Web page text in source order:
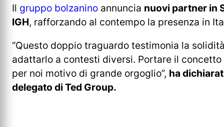
Il gruppo bolzanino annuncia nuovi partner in
IGH, rafforzando al contempo la presenza in
“Questo doppio traguardo testimonia la
adattarlo a contesti diversi. Portare il
per noi motivo di grande orgoglio”, ha
delegato di Ted Group.